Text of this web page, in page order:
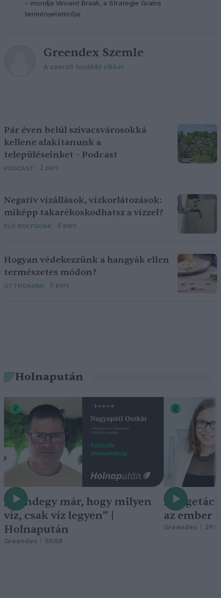
– mondja Vincent Braak, a Strategie Grains
terményelemzője
Greendex Szemle
A szerző további cikkei
Pár éven belül szivacsvárosokká
kellene alakítanunk a
településeinket – Podcast
PODCAST 2 perc
Negatív vízállások, vízkorlátozások:
miképp takarékoskodhatsz a vízzel?
ÉLŐ BOLYGÓNK 5 perc
Hogyan védekezzünk a hangyák ellen
természetes módon?
OTTHONUNK 5 perc
Holnapután
„Mindegy már, hogy milyen
víz, csak víz legyen” |
Holnapután
Greendex 55:58
A
az ember
Greendex